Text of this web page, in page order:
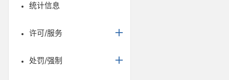
统计信息
许可/服务
处罚/强制